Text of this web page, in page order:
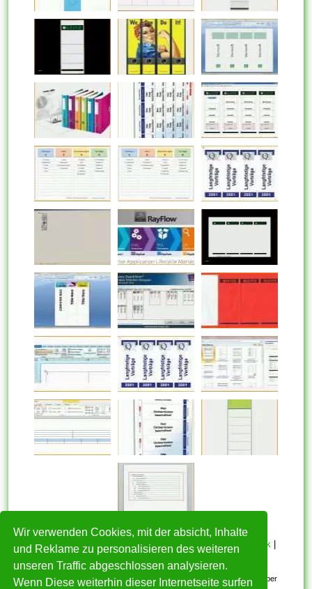
Wir verwenden Cookies, mit der absicht, Inhalte
und Reklame zu personalisieren des weiteren
unseren Traffic abgeschlossen analysieren.
Wenn Diese weiterhin dieser Internetseite surfen
HOME |Über mich| Datenschutzerklärung|Cookie Politik
Copyright
Nutzungsbedingungen
Alle eingereichten Inhalte bleiben dem ursprünglichen Copyright-Inhaber